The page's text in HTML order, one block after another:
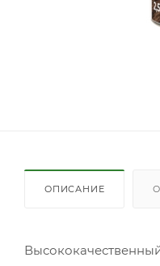
ОПИСАНИЕ